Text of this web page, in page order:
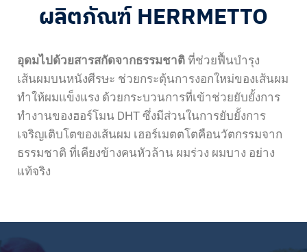
ผลิตภัณฑ์ HERRMETTO
อุดมไปด้วยสารสกัดจากธรรมชาติ ที่ช่วยฟื้นบำรุง
เส้นผมบนหนังศีรษะ ช่วยกระตุ้นการงอกใหม่ของเส้นผม
ทำให้ผมแข็งแรง ด้วยกระบวนการที่เข้าช่วยยับยั้งการ
ทำงานของฮอร์โมน DHT ซึ่งมีส่วนในการยับยั้งการ
เจริญเติบโตของเส้นผม เฮอร์เมตตโตคือนวัตกรรมจาก
ธรรมชาติ ที่เคียงข้างคนหัวล้าน ผมร่วง ผมบาง อย่าง
แท้จริง